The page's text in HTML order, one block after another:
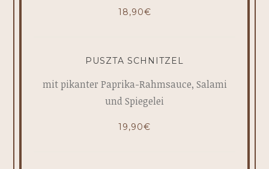
18,90€
PUSZTA SCHNITZEL
mit pikanter Paprika-Rahmsauce, Salami
und Spiegelei
19,90€